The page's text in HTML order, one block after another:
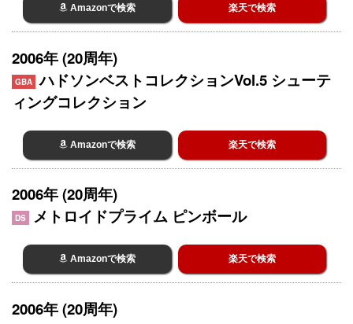
Amazonで検索 楽天で検索
2006年 (20周年)
GBA ハドソンベストコレクションVol.5 シューテ
ィングコレクション
Amazonで検索 楽天で検索
2006年 (20周年)
DS メトロイドプライム ピンボール
Amazonで検索 楽天で検索
2006年 (20周年)